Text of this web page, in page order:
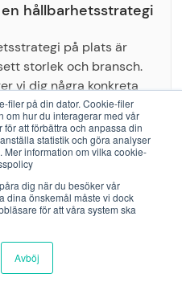
filer på din dator. Cookie-filer
om hur du interagerar med vår
att förbättra och anpassa din
statistik och göra analyser
information om vilka cookie-
dig när du besöker vår
dina önskemål måste vi dock
för att våra system ska
Avböj
hållbarhetsstrategi
på plats är
storlek och bransch.
vi dig några konkreta
en hållbarhetsstrategi i